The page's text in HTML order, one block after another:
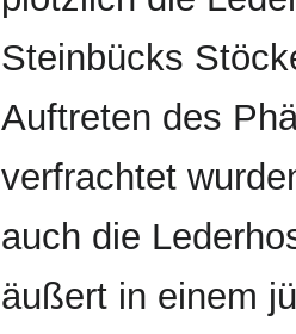
Steinbücks
Auftreten des
verfrachtet
auch die
äußert in einem